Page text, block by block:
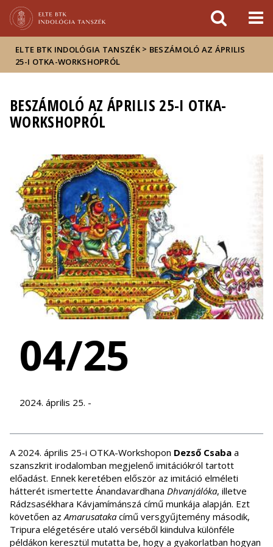
sajtóban
ELTE BTK INDOLÓGIA TANSZÉK > BESZÁMOLÓ AZ ÁPRILIS
25-I OTKA-WORKSHOPRÓL
BESZÁMOLÓ AZ ÁPRILIS 25-I OTKA-
WORKSHOPRÓL
04/25
2024. április 25. -
A 2024. április 25-i OTKA-Workshopon Dezső Csaba a
szanszkrit irodalomban megjelenő imitációkról tartott
előadást. Ennek keretében először az imitáció elméleti
hátterét ismertette Ánandavardhana Dhvanjálóka, illetve
Rádzsasékhara Kávjamímánszá című munkája alapján. Ezt
követően azAmarusataka című versgyűjtemény második,
Tripura elégetésére utaló verséből kiindulva különféle
példákon keresztül mutatta be, hogy a gyakorlatban hogyan